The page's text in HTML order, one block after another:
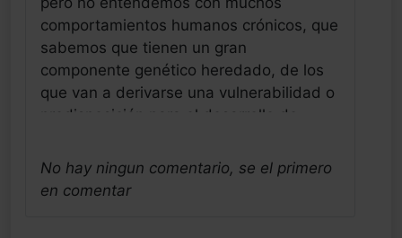
comportamientos humanos crónicos, que
sabemos que tienen un gran
componente genético heredado, de los
que van a derivarse una vulnerabilidad o
predisposición para el desarrollo de
también la colaboración con frecuencia
de los años y de estresores crónicos
No hay ningun comentario, se el primero
en comentar